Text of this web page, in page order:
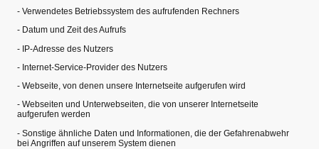
- Verwendetes Betriebssystem des aufrufenden Rechners
- Datum und Zeit des Aufrufs
- IP-Adresse des Nutzers
- Internet-Service-Provider des Nutzers
- Webseite, von denen unsere Internetseite aufgerufen wird
- Webseiten und Unterwebseiten, die von unserer Internetseite
aufgerufen werden
- Sonstige ähnliche Daten und Informationen, die der Gefahrenabwehr
bei Angriffen auf unserem System dienen